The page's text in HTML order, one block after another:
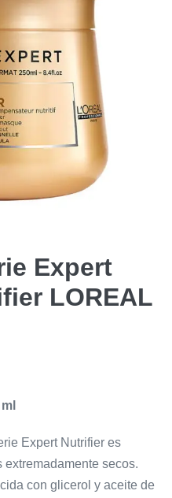
Expert
LOREAL
Expert Nutrifier es
secos.
con glicerol y aceite de